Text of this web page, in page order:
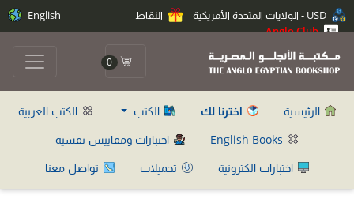
النقاط
Anglo Club
English
0
الرئيسية اخترنا لك الكتب
الكتب العربية
اختبارات ومقاييس نفسية
اختبارات الكترونية
تحميلات تواصل معنا